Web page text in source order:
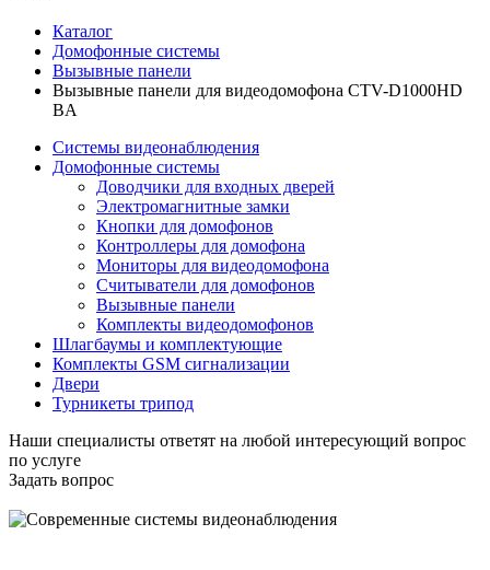
Каталог
Домофонные системы
Вызывные панели
Вызывные панели для видеодомофона CTV-D1000HD
BA
Системы видеонаблюдения
Домофонные системы
Доводчики для входных дверей
Электромагнитные замки
Кнопки для домофонов
Контроллеры для домофона
Мониторы для видеодомофона
Считыватели для домофонов
Вызывные панели
Комплекты видеодомофонов
Шлагбаумы и комплектующие
Комплекты GSM сигнализации
Двери
Турникеты трипод
Наши специалисты ответят на любой интересующий вопрос
по услуге
Задать вопрос